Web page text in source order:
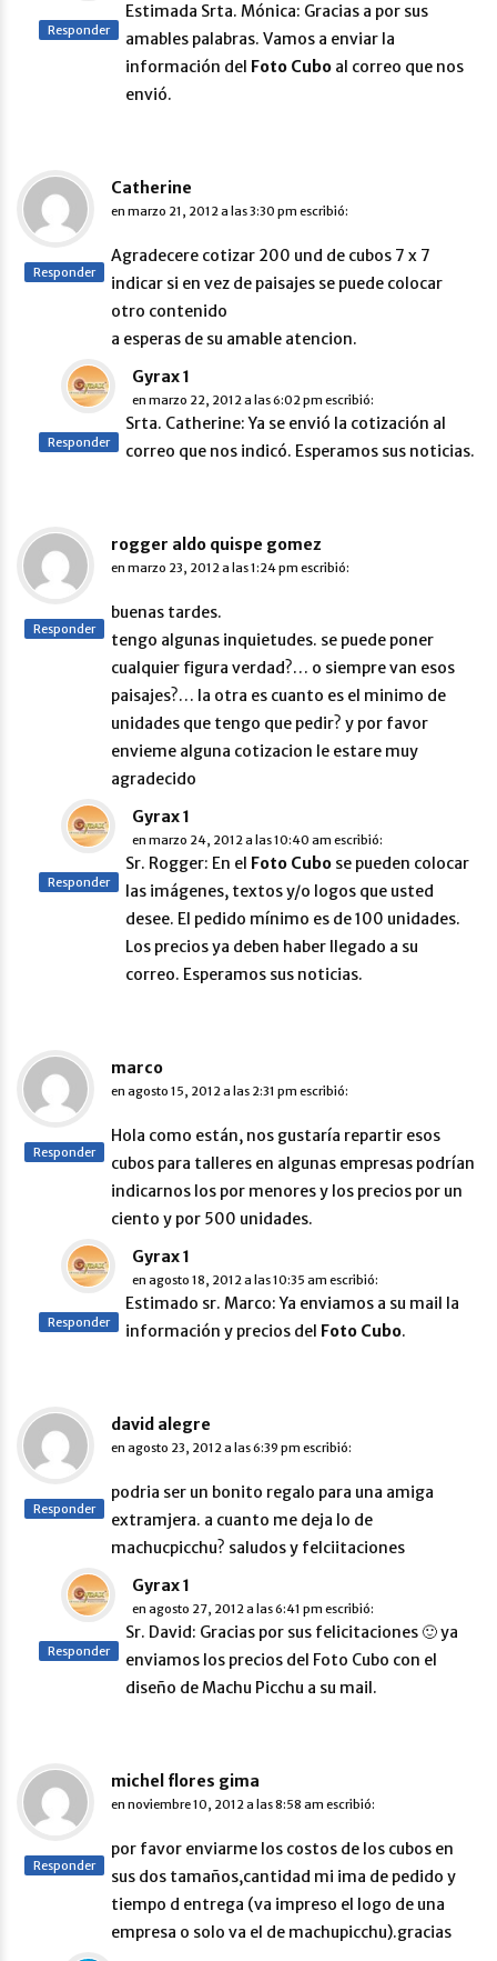
Estimada Srta. Mónica: Gracias a por sus
amables palabras. Vamos a enviar la
información del Foto Cubo al correo que nos
envió.
Responder
Catherine
en marzo 21, 2012 a las 3:30 pm escribió:
Agradecere cotizar 200 und de cubos 7 x 7
indicar si en vez de paisajes se puede colocar
otro contenido
a esperas de su amable atencion.
Responder
Gyrax 1
en marzo 22, 2012 a las 6:02 pm escribió:
Srta. Catherine: Ya se envió la cotización al
correo que nos indicó. Esperamos sus noticias.
Responder
rogger aldo quispe gomez
en marzo 23, 2012 a las 1:24 pm escribió:
buenas tardes.
tengo algunas inquietudes. se puede poner
cualquier figura verdad?… o siempre van esos
paisajes?… la otra es cuanto es el minimo de
unidades que tengo que pedir? y por favor
envieme alguna cotizacion le estare muy
agradecido
Responder
Gyrax 1
en marzo 24, 2012 a las 10:40 am escribió:
Sr. Rogger: En el Foto Cubo se pueden colocar
las imágenes, textos y/o logos que usted
desee. El pedido mínimo es de 100 unidades.
Los precios ya deben haber llegado a su
correo. Esperamos sus noticias.
Responder
marco
en agosto 15, 2012 a las 2:31 pm escribió:
Hola como están, nos gustaría repartir esos
cubos para talleres en algunas empresas podrían
indicarnos los por menores y los precios por un
ciento y por 500 unidades.
Responder
Gyrax 1
en agosto 18, 2012 a las 10:35 am escribió:
Estimado sr. Marco: Ya enviamos a su mail la
información y precios del Foto Cubo.
Responder
david alegre
en agosto 23, 2012 a las 6:39 pm escribió:
podria ser un bonito regalo para una amiga
extramjera. a cuanto me deja lo de
machucpicchu? saludos y felciitaciones
Responder
Gyrax 1
en agosto 27, 2012 a las 6:41 pm escribió:
Sr. David: Gracias por sus felicitaciones 🙂 ya
enviamos los precios del Foto Cubo con el
diseño de Machu Picchu a su mail.
Responder
michel flores gima
en noviembre 10, 2012 a las 8:58 am escribió:
por favor enviarme los costos de los cubos en
sus dos tamaños,cantidad mi ima de pedido y
tiempo d entrega (va impreso el logo de una
empresa o solo va el de machupicchu).gracias
Responder